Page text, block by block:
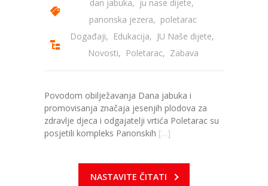
---- Poletarac
---- Snjeguljica
---- Zvjezdica
---- Zvončica
-- Stručni tim
dan jabuka, ju nase dijete,
panonska jezera, poletarac
Događaji, Edukacija, JU Naše dijete,
Novosti, Poletarac, Zabava
Povodom obilježavanja Dana jabuka i
promovisanja značaja jesenjih plodova za
zdravlje djeca i odgajatelji vrtića Poletarac su
posjetili kompleks Panonskih […]
NASTAVITE ČITATI